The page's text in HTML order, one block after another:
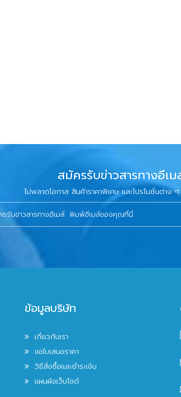
สมัครรับข่าวสารทางอีเม
ไม่พลาดโอกาส สินค้าราคาพิเศษ และโปรโมชั่นต่าง
ข้อมูลบริษัท
เกี่ยวกับเรา
ขอใบเสนอราคา
วิธีสั่งซื้อและชำระเงิน
แผนผังเว็บไซต์